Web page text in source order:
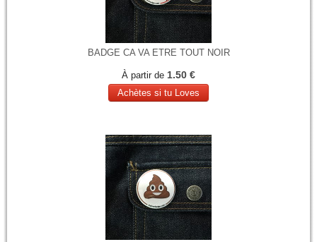
BADGE CA VA ETRE TOUT NOIR
À partir de 1.50 €
Achètes si tu Loves